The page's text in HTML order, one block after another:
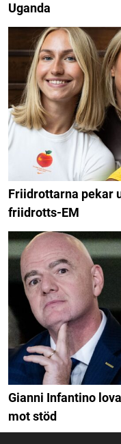
Uganda
Friidrottarna pekar
friidrotts-EM
Gianni Infantino
mot stöd